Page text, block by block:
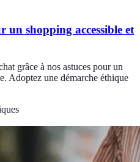
un shopping accessible et
grâce à nos astuces pour un
Adoptez une démarche éthique